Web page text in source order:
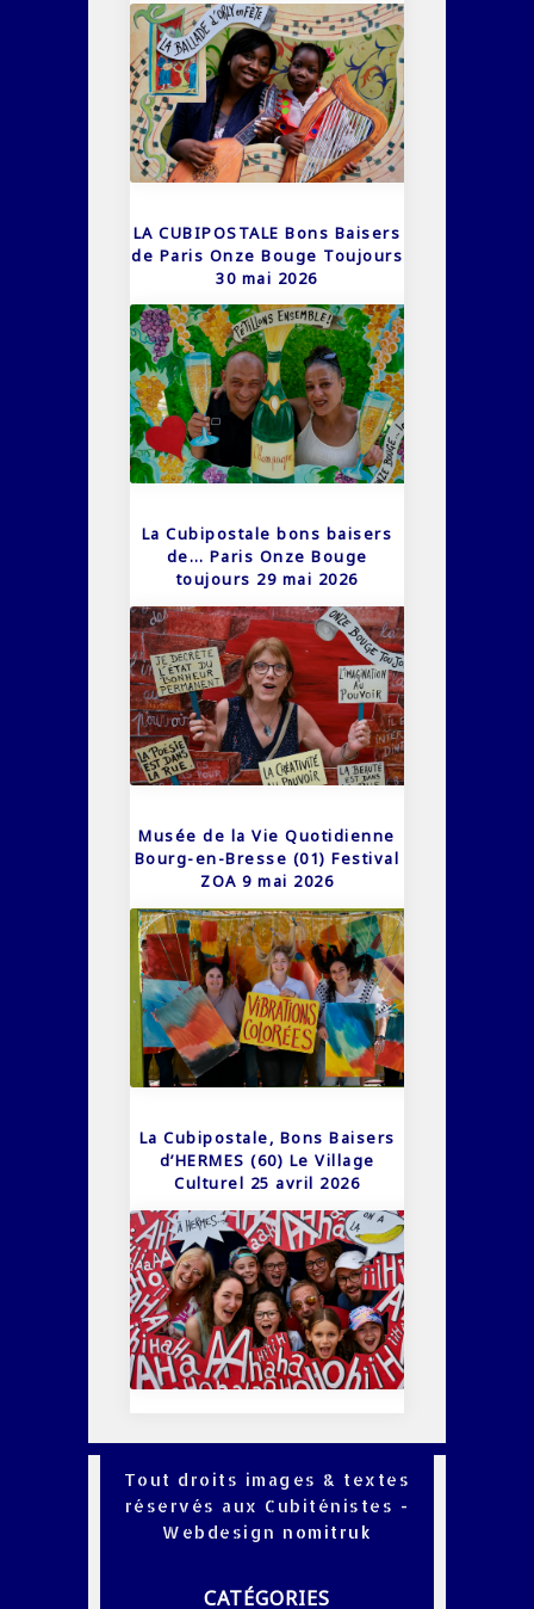
LA CUBIPOSTALE Bons Baisers
de Paris Onze Bouge Toujours
30 mai 2026
La Cubipostale bons baisers
de… Paris Onze Bouge
toujours 29 mai 2026
Musée de la Vie Quotidienne
Bourg-en-Bresse (01) Festival
ZOA 9 mai 2026
La Cubipostale, Bons Baisers
d’HERMES (60) Le Village
Culturel 25 avril 2026
Tout droits images & textes
réservés aux Cubiténistes -
Webdesign nomitruk
CATÉGORIES